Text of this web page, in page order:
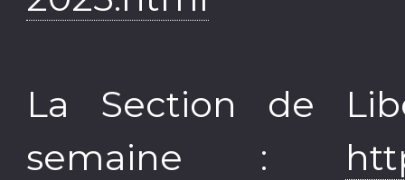
La Section de
semaine :